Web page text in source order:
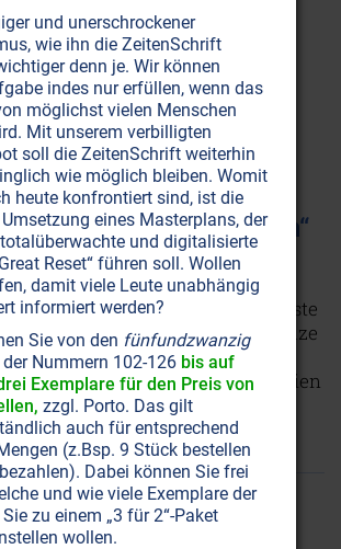
PLANET ERDE • UMWELTSCHUTZ
„Damit der
wieder küssen kann“
von Naturforschern wie
Schauberger sowie mit dem
bringt Madjid Abdellaziz die Wüste
Chemtrails auf und befriedet ganze
haben das
von vielen Problemen zu befreien
bereits klein und preisgünstig!
und unerschrockener
wie ihn die ZeitenSchrift
denn je. Wir können
indes nur erfüllen, wenn das
möglichst vielen Menschen
Mit unserem verbilligten
soll die ZeitenSchrift weiterhin
wie möglich bleiben. Womit
heute konfrontiert sind, ist die
eines Masterplans, der
und digitalisierte
Reset“ führen soll. Wollen
damit viele Leute unabhängig
informiert werden?
Sie von den fünfundzwanzig
Nummern 102-126 bis auf
Exemplare für den Preis von
zzgl. Porto. Das gilt
auch für entsprechend
(z.Bsp. 9 Stück bestellen
Dabei können Sie frei
und wie viele Exemplare der
zu einem „3 für 2“-Paket
wollen.